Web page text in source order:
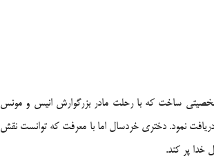
ساخت كه با رحلت مادر بزرگوارش انيس و مونس
نمود. دختري خردسال اما با معرفت كه توانست نقش
خدا پر كند.